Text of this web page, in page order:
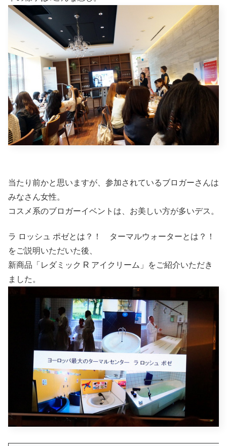
当たり前かと思いますが、参加されているブロガーさんは
みなさん女性。
コスメ系のブロガーイベントは、お美しい方が多いデス。
ラ ロッシュ ポゼとは？！ ターマルウォーターとは？！
をご説明いただいた後、
新商品「レダミック R アイクリーム」をご紹介いただき
ました。